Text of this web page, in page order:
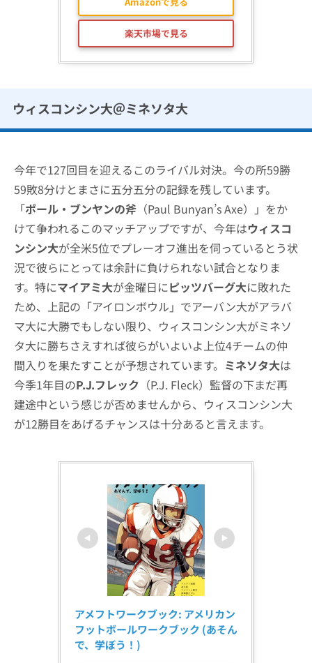
楽天市場で見る
ウィスコンシン大＠ミネソタ大
今年で127回目を迎えるこのライバル対決。今の所59勝
59敗8分けとまさに五分五分の記録を残しています。
「ポール・ブンヤンの斧 （Paul Bunyan’s Axe）」をか
けて争われるこのマッチアップですが、今年はウィスコ
ンシン大が全米5位でプレーオフ進出を伺っているとう状
況で彼らにとっては余計に負けられない試合となりま
す。特にマイアミ大が金曜日にピッツバーグ大に敗れた
ため、上記の「アイロンボウル」でアーバン大がアラバ
マ大に大勝でもしない限り、ウィスコンシン大がミネソ
タ大に勝ちさえすれば彼らがいよいよ上位4チームの仲
間入りを果たすことが予想されています。 ミネソタ大は
今季1年目のP.J.フレック （P.J. Fleck）監督の下まだ再
建途中という感じが否めませんから、ウィスコンシン大
が12勝目をあげるチャンスは十分あると言えます。
アメフトワークブック: アメリカン
フットボールワークブック (あそん
で、学ぼう！)